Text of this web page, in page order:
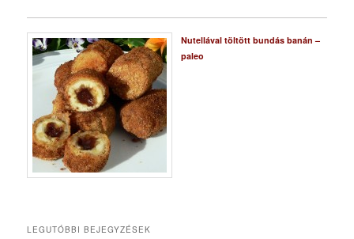
Nutellával töltött bundás banán –
paleo
LEGUTÓBBI BEJEGYZÉSEK